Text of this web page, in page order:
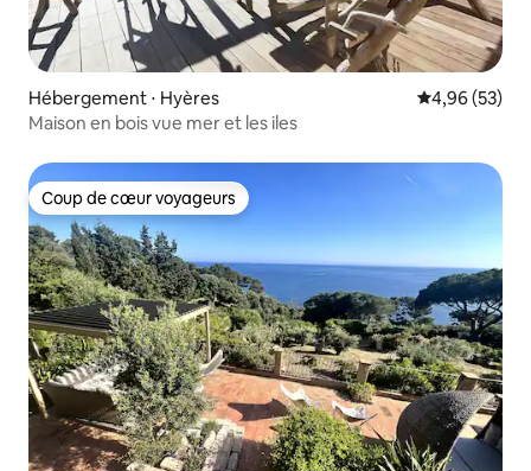
Hébergement ⋅ Hyères Évaluation
4,96 (53)
Maison en bois vue mer et les iles
Coup de cœur voyageurs
Coup de cœur voyageurs